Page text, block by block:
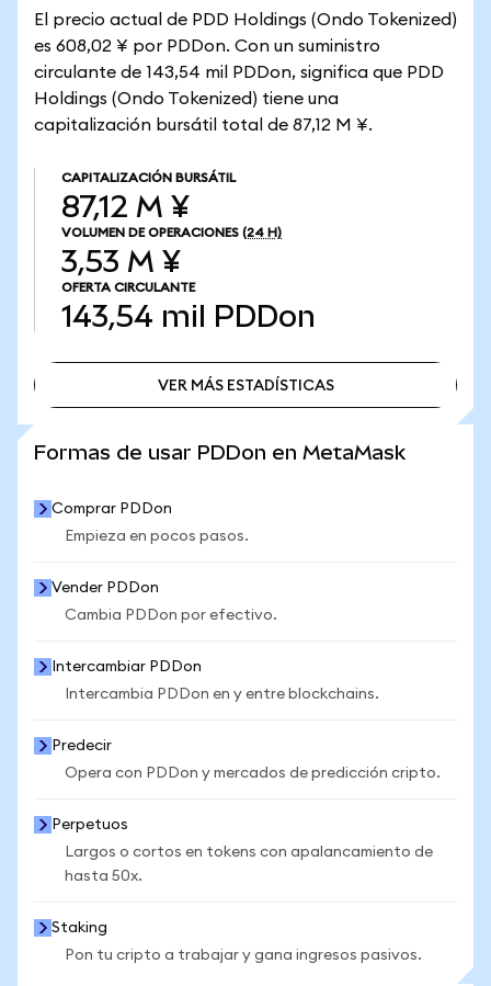
El precio actual de PDD Holdings (Ondo Tokenized)
es 608,02 ¥ por PDDon. Con un suministro
circulante de 143,54 mil PDDon, significa que PDD
Holdings (Ondo Tokenized) tiene una
capitalización bursátil total de 87,12 M ¥.
CAPITALIZACIÓN BURSÁTIL
87,12 M ¥
VOLUMEN DE OPERACIONES (24 H)
3,53 M ¥
OFERTA CIRCULANTE
143,54 mil PDDon
VER MÁS ESTADÍSTICAS
Formas de usar PDDon en MetaMask
Comprar PDDon
Empieza en pocos pasos.
Vender PDDon
Cambia PDDon por efectivo.
Intercambiar PDDon
Intercambia PDDon en y entre blockchains.
Predecir
Opera con PDDon y mercados de predicción cripto.
Perpetuos
Largos o cortos en tokens con apalancamiento de
hasta 50x.
Staking
Pon tu cripto a trabajar y gana ingresos pasivos.